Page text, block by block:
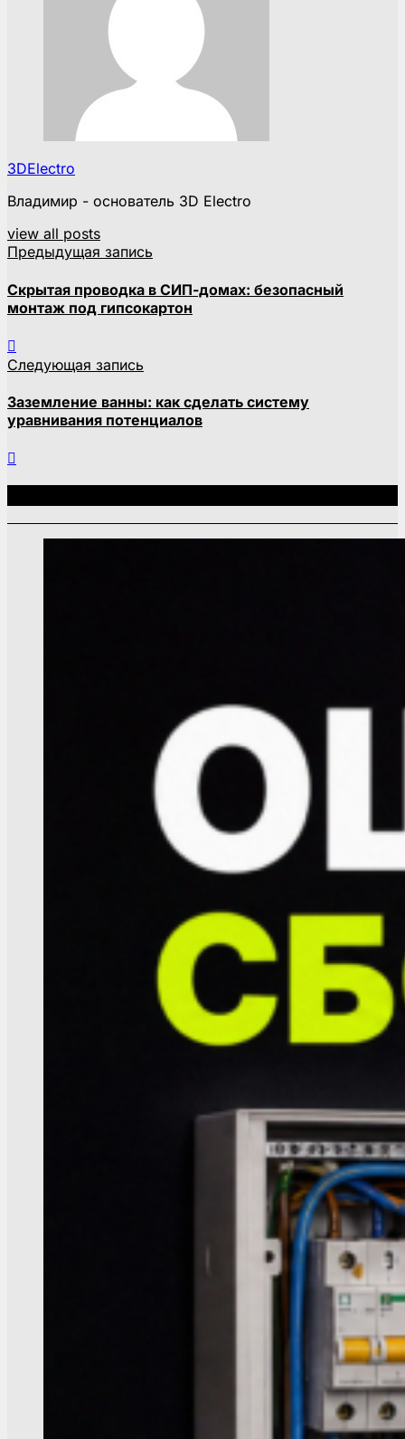
3DElectro
Владимир - основатель 3D Electro
view all posts
Предыдущая запись
Скрытая проводка в СИП-домах: безопасный
монтаж под гипсокартон
Следующая запись
Заземление ванны: как сделать систему
уравнивания потенциалов